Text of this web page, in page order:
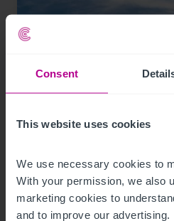
Consent
This website uses cookies
We use necessary cookies to
With your permission, we also
marketing cookies to
and to improve our advertising.
Christie & Co vermittelt
für das Mainfranken